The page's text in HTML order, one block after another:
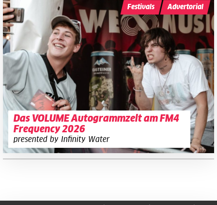
Das VOLUME Autogrammzelt am FM4
Frequency 2026
presented by Infinity Water
Festivals Advertorial